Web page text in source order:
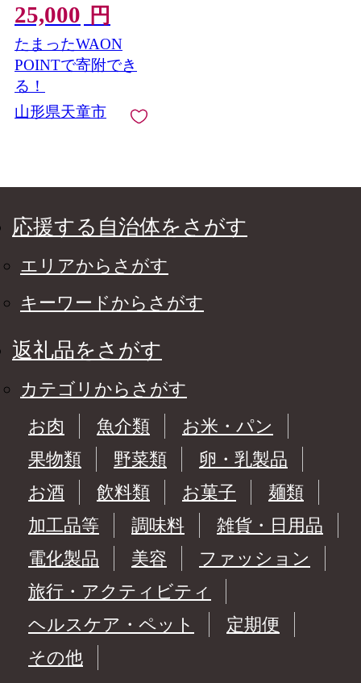
25,000 円
たまったWAON
POINTで寄附でき
る！
山形県天童市
応援する自治体をさがす
エリアからさがす
キーワードからさがす
返礼品をさがす
カテゴリからさがす
お肉
魚介類
お米・パン
果物類
野菜類
卵・乳製品
お酒
飲料類 お菓子
麺類
加工品等
調味料
雑貨・日用品
電化製品
美容
ファッション
旅行・アクティビティ
ヘルスケア・ペット
定期便
その他